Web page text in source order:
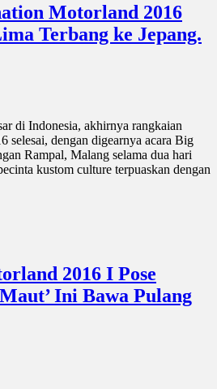
Motorland 2016
Terbang ke Jepang.
di Indonesia, akhirnya rangkaian
selesai, dengan digearnya acara Big
Rampal, Malang selama dua hari
kustom culture terpuaskan dengan
2016 I Pose
Ini Bawa Pulang